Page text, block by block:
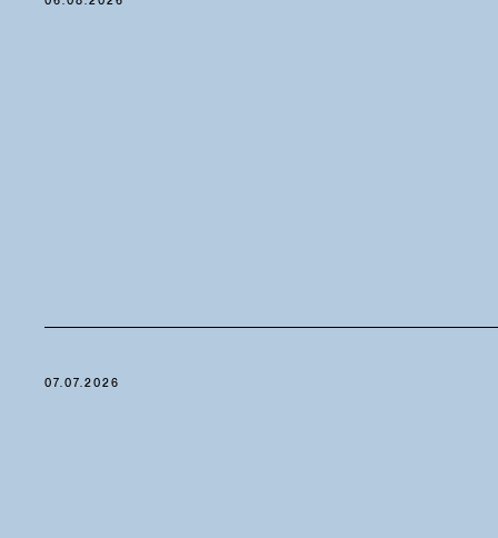
07.07.2026